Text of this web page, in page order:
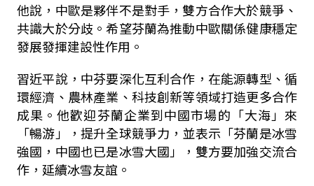
他說，中歐是夥伴不是對手，雙方合作大於競爭、
共識大於分歧。希望芬蘭為推動中歐關係健康穩定
發展發揮建設性作用。
習近平說，中芬要深化互利合作，在能源轉型、循
環經濟、農林產業、科技創新等領域打造更多合作
成果。他歡迎芬蘭企業到中國市場的「大海」來
「暢游」，提升全球競爭力，並表示「芬蘭是冰雪
強國，中國也已是冰雪大國」，雙方要加強交流合
作，延續冰雪友誼。